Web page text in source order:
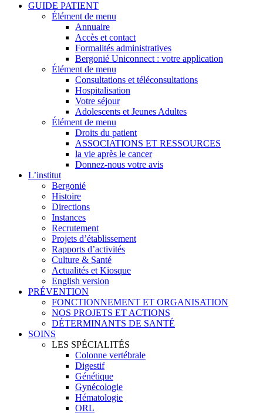
GUIDE PATIENT
Élément de menu
Annuaire
Accès et contact
Formalités administratives
Bergonié Uniconnect : votre application
Élément de menu
Consultations et téléconsultations
Hospitalisation
Votre séjour
Adolescents et Jeunes Adultes
Élément de menu
Droits du patient
ASSOCIATIONS ET RESSOURCES
la vie après le cancer
Donnez-nous votre avis
L’institut
Bergonié
Histoire
Directions
Instances
Recrutement
Projets d’établissement
Rapports d’activités
Culture & Santé
Actualités et Kiosque
English version
PRÉVENTION
FONCTIONNEMENT ET ORGANISATION
NOS PROJETS ET ACTIONS
DÉTERMINANTS DE SANTÉ
SOINS
LES SPÉCIALITÉS
Colonne vertébrale
Digestif
Génétique
Gynécologie
Hématologie
ORL